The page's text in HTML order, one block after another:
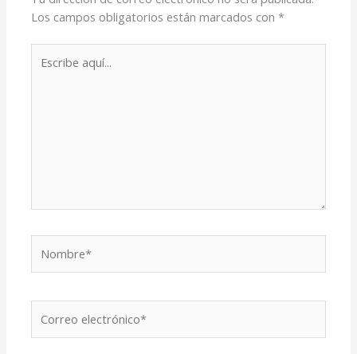
Los campos obligatorios están marcados con*
aquí...
electrónico*